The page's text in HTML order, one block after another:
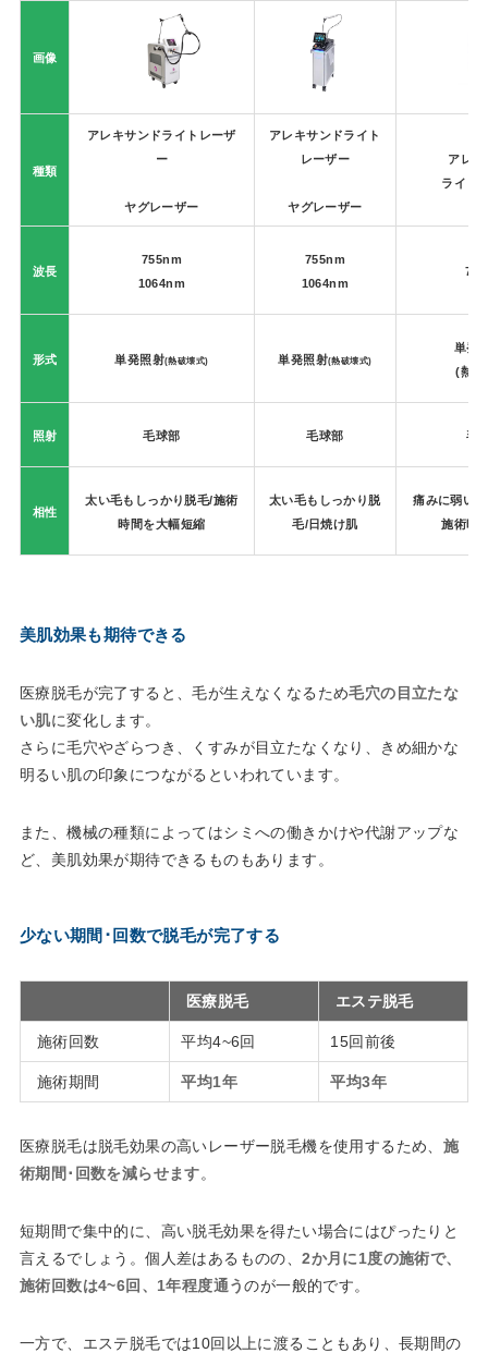
画像
種類
アレキサンドライトレーザ
ー
ヤグレーザー
アレキサンドライト
レーザー
ヤグレーザー
アレ
ライト
波長
755nm
1064nm
755nm
1064nm
形式 単発照射(熱破壊式) 単発照射(熱破壊式)
単発
(熱破
照射 毛球部 毛球部 毛
相性
太い毛もしっかり脱毛/施術
時間を大幅短縮
太い毛もしっかり脱
毛/日焼け肌
痛みに弱い/
施術時
美肌効果も期待できる
医療脱毛が完了すると、毛が生えなくなるため毛穴の目立たな
い肌に変化します。
さらに毛穴やざらつき、くすみが目立たなくなり、きめ細かな
明るい肌の印象につながるといわれています。
また、機械の種類によってはシミへの働きかけや代謝アップな
ど、美肌効果が期待できるものもあります。
少ない期間･回数で脱毛が完了する
医療脱毛 エステ脱毛
施術回数 平均4~6回 15回前後
施術期間 平均1年 平均3年
医療脱毛は脱毛効果の高いレーザー脱毛機を使用するため、 施
術期間･回数を減らせます。
短期間で集中的に、高い脱毛効果を得たい場合にはぴったりと
言えるでしょう。個人差はあるものの、2か月に1度の施術で、
施術回数は4~6回、1年程度通うのが一般的です。
一方で、エステ脱毛では10回以上に渡ることもあり、長期間の